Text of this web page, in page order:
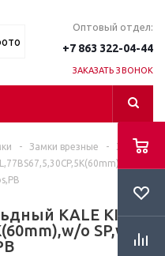
Оптовый отдел:
+7 863 322-04-44
ЗАКАЗАТЬ ЗВОНОК
- Замки врезные -
Замок
o
KALE KILIT
o SP,w/o